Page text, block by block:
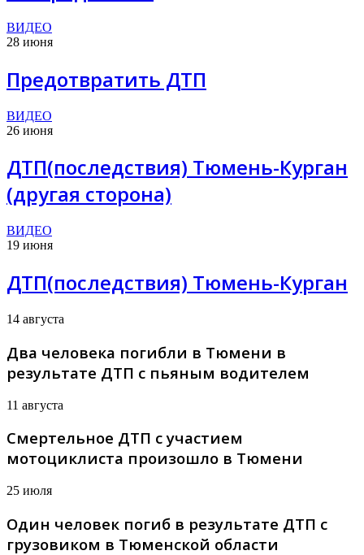
ВИДЕО
28 июня
Предотвратить ДТП
ВИДЕО
26 июня
ДТП(последствия) Тюмень-Курган
(другая сторона)
ВИДЕО
19 июня
ДТП(последствия) Тюмень-Курган
14 августа
Два человека погибли в Тюмени в
результате ДТП с пьяным водителем
11 августа
Смертельное ДТП с участием
мотоциклиста произошло в Тюмени
25 июля
Один человек погиб в результате ДТП с
грузовиком в Тюменской области